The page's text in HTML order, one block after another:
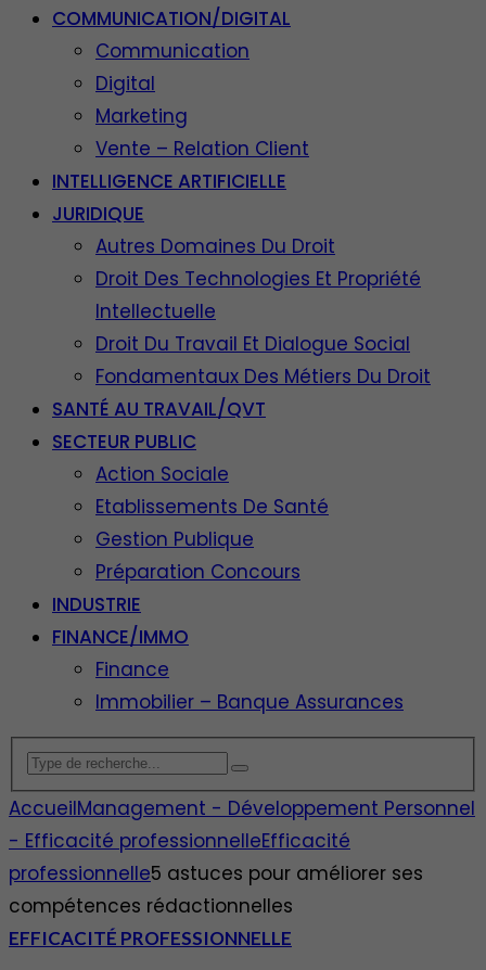
COMMUNICATION/DIGITAL
Communication
Digital
Marketing
Vente – Relation Client
INTELLIGENCE ARTIFICIELLE
JURIDIQUE
Autres Domaines Du Droit
Droit Des Technologies Et Propriété
Intellectuelle
Droit Du Travail Et Dialogue Social
Fondamentaux Des Métiers Du Droit
SANTÉ AU TRAVAIL/QVT
SECTEUR PUBLIC
Action Sociale
Etablissements De Santé
Gestion Publique
Préparation Concours
INDUSTRIE
FINANCE/IMMO
Finance
Immobilier – Banque Assurances
AccueilManagement - Développement Personnel
- Efficacité professionnelleEfficacité
professionnelle5 astuces pour améliorer ses
compétences rédactionnelles
EFFICACITÉ PROFESSIONNELLE